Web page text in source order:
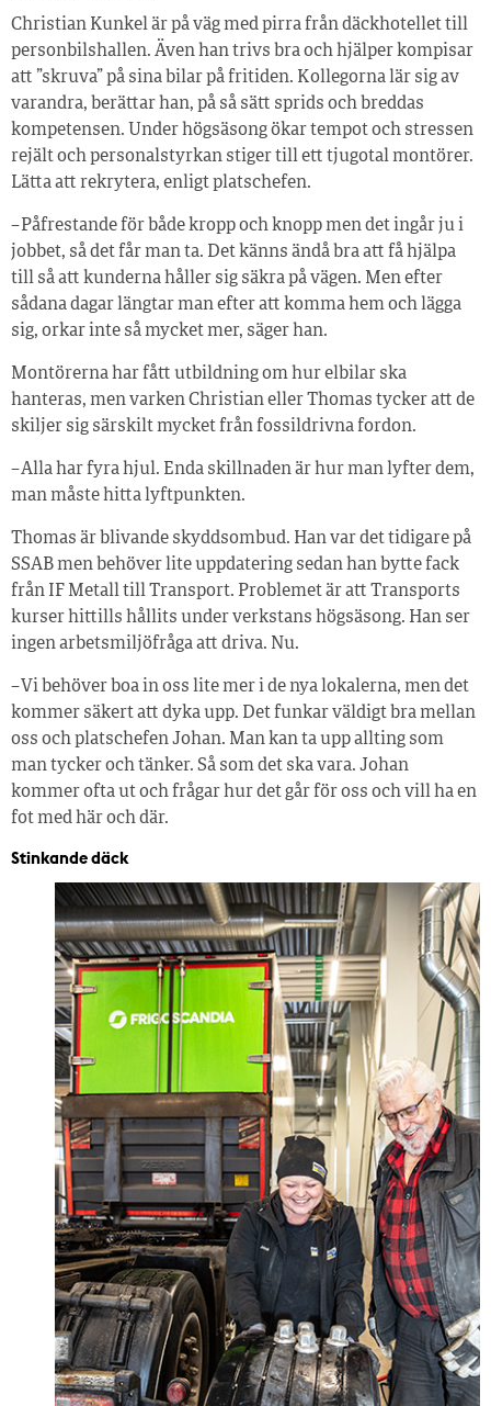
Christian Kunkel är på väg med pirra från däckhotellet till
personbilshallen. Även han trivs bra och hjälper kompisar
att ”skruva” på sina bilar på fritiden. Kollegorna lär sig av
varandra, berättar han, på så sätt sprids och breddas
kompetensen. Under högsäsong ökar tempot och stressen
rejält och personalstyrkan stiger till ett tjugotal montörer.
Lätta att rekrytera, enligt platschefen.
– Påfrestande för både kropp och knopp men det ingår ju i
jobbet, så det får man ta. Det känns ändå bra att få hjälpa
till så att kunderna håller sig säkra på vägen. Men efter
sådana dagar längtar man efter att komma hem och lägga
sig, orkar inte så mycket mer, säger han.
Montörerna har fått utbildning om hur elbilar ska
hanteras, men varken Christian eller Thomas tycker att de
skiljer sig särskilt mycket från fossildrivna fordon.
– Alla har fyra hjul. Enda skillnaden är hur man lyfter dem,
man måste hitta lyftpunkten.
Thomas är blivande skyddsombud. Han var det tidigare på
SSAB men behöver lite uppdatering sedan han bytte fack
från IF Metall till Transport. Problemet är att Transports
kurser hittills hållits under verkstans högsäsong. Han ser
ingen arbetsmiljöfråga att driva. Nu.
– Vi behöver boa in oss lite mer i de nya lokalerna, men det
kommer säkert att dyka upp. Det funkar väldigt bra mellan
oss och platschefen Johan. Man kan ta upp allting som
man tycker och tänker. Så som det ska vara. Johan
kommer ofta ut och frågar hur det går för oss och vill ha en
fot med här och där.
Stinkande däck